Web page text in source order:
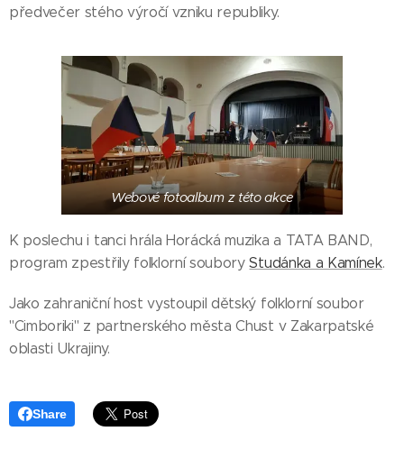
předvečer stého výročí vzniku republiky.
Webové fotoalbum z této akce
K poslechu i tanci hrála Horácká muzika a TATA BAND,
program zpestřily folklorní souboryStudánka a Kamínek.
Jako zahraniční host vystoupil dětský folklorní soubor
"Cimboriki" z partnerského města Chust v Zakarpatské
oblasti Ukrajiny.
Share